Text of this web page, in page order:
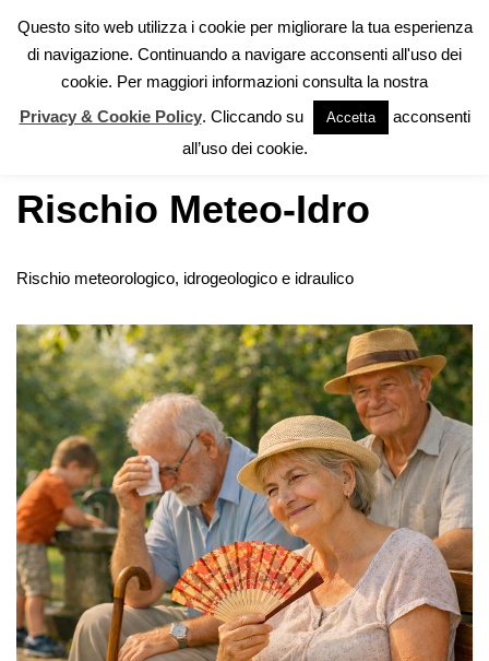
Vai
contenuto
Rischio Meteo-Idro
Rischio Meteo-Idro
Rischio meteorologico, idrogeologico e idraulico
Questo sito web utilizza i cookie per migliorare la tua esperienza
di navigazione. Continuando a navigare acconsenti all'uso dei
cookie. Per maggiori informazioni consulta la nostra
Privacy & Cookie Policy. Cliccando su Accetta
acconsenti
all’uso dei cookie.